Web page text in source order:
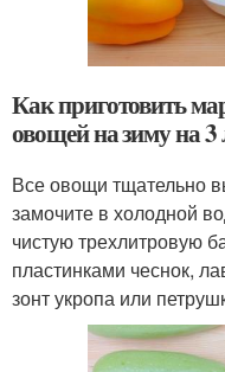
Как приготовить
овощей на зиму на 3
Все овощи тщательно
замочите в холодной
чистую трехлитровую
пластинками чеснок,
зонт укропа или